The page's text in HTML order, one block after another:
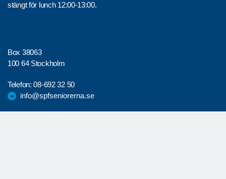
stängt för lunch 12:00-13:00.
Box 38063
100 64 Stockholm
Telefon:08-692 32 50
info@spfseniorerna.se